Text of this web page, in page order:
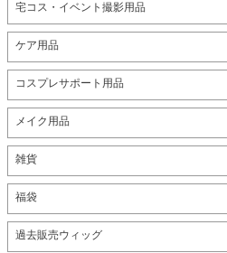
宅コス・イベント撮影用品
ケア用品
コスプレサポート用品
メイク用品
雑貨
福袋
過去販売ウィッグ